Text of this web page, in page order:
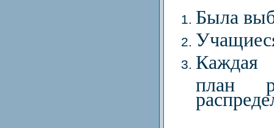
Была
Каждая
план